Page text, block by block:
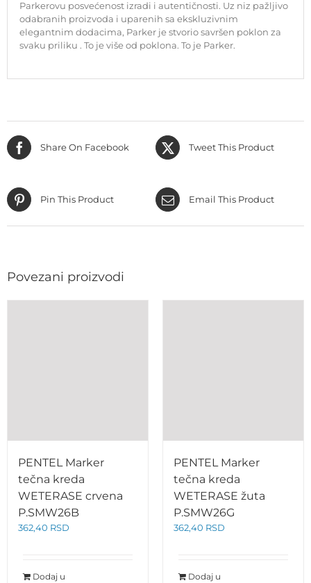
Parkerovu posvećenost izradi i autentičnosti. Uz niz pažljivo
odabranih proizvoda i uparenih sa ekskluzivnim
elegantnim dodacima, Parker je stvorio savršen poklon za
svaku priliku . To je više od poklona. To je Parker.
Share On Facebook Tweet This Product
Pin This Product Email This Product
Povezani proizvodi
PENTEL Marker
tečna kreda
WETERASE crvena
P.SMW26B
362,40 RSD
Dodaj u
PENTEL Marker
tečna kreda
WETERASE žuta
P.SMW26G
362,40 RSD
Dodaj u